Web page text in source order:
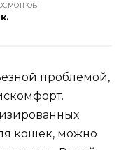
проблемой,
кошек, можно